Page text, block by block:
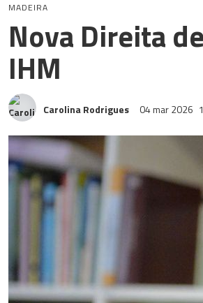
MADEIRA
Nova Direita
IHM
Carolina Rodrigues 04 mar 2026